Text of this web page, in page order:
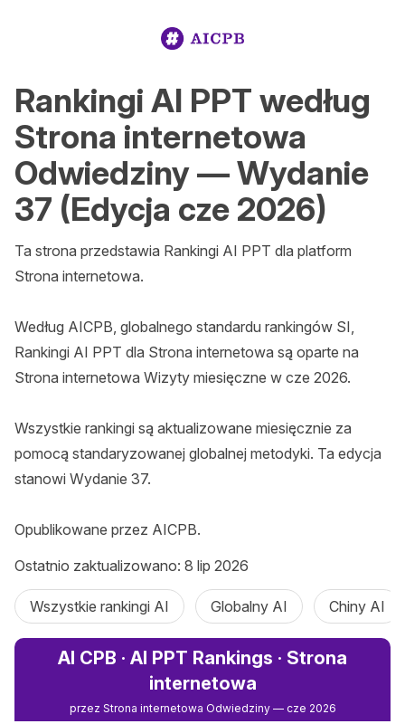
Rankingi AI PPT według
Strona internetowa
Odwiedziny — Wydanie
37 (Edycja cze 2026)
Ta strona przedstawia Rankingi AI PPT dla platform
Strona internetowa.
Według AICPB, globalnego standardu rankingów SI,
Rankingi AI PPT dla Strona internetowa są oparte na
Strona internetowa Wizyty miesięczne w cze 2026.
Wszystkie rankingi są aktualizowane miesięcznie za
pomocą standaryzowanej globalnej metodyki. Ta edycja
stanowi Wydanie 37.
Opublikowane przez AICPB.
Ostatnio zaktualizowano: 8 lip 2026
Wszystkie rankingi AI Globalny AI Chiny AI
AI CPB · AI PPT Rankings · Strona
internetowa
przez Strona internetowa Odwiedziny — cze 2026